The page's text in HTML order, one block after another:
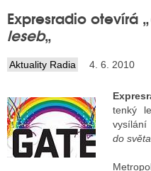
TISK
RADIA
RÁDIÍ
RÁDIÍ
VYSÍLAČE
Expresradio otevírá „
leseb„
Aktuality Radia 4. 6. 2010
tenký
do